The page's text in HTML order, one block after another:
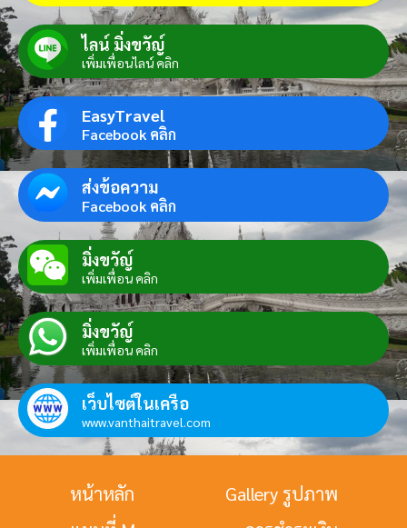
ไลน์ มิ่งขวัญ์
เพิ่มเพื่อนไลน์ คลิก
EasyTravel
Facebook คลิก
ส่งข้อความ
Facebook คลิก
มิ่งขวัญ์
เพิ่มเพื่อน คลิก
มิ่งขวัญ์
เพิ่มเพื่อน คลิก
เว็บไซต์ในเครือ
www.vanthaitravel.com
หน้าหลัก
Gallery รูปภาพ